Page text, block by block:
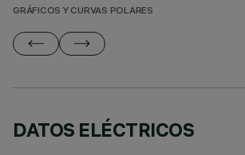
GRÁFICOS Y CURVAS POLARES
DATOS ELÉCTRICOS